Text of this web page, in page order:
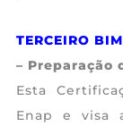
TERCEIRO
– Preparação
Esta
Enap e visa